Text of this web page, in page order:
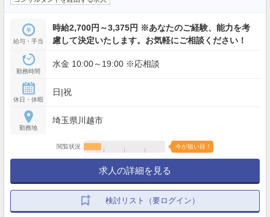
給与・手当
時給2,700円～3,375円 ※あなたのご経験、能力を考
慮して決定いたします。お気軽にご相談ください！
勤務時間
水金 10:00～19:00 ※応相談
休日・休暇
日|祝
勤務地
埼玉県川越市
閲覧状況 今が狙い目！
求人の詳細を見る
検討リスト（要ログイン）